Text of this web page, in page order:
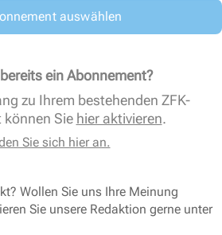
auswählen
ein Abonnement?
zu Ihrem bestehenden ZFK-
Sie hier aktivieren.
Sie sich hier an.
Wollen Sie uns Ihre Meinung
Sie unsere Redaktion gerne unter